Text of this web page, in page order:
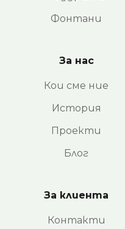
Фонтани
За нас
Кои сме ние
История
Проекти
Блог
За клиента
Контакти